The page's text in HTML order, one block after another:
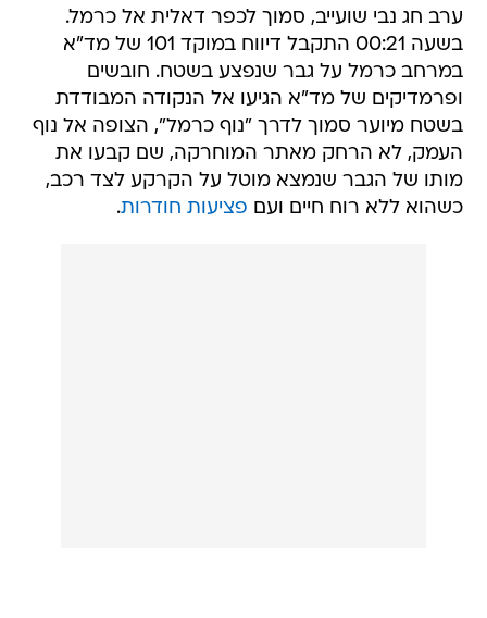
ערב חג נבי שועייב, סמוך לכפר דאלית אל כרמל.
בשעה 00:21 התקבל דיווח במוקד 101 של מד"א
במרחב כרמל על גבר שנפצע בשטח. חובשים
ופרמדיקים של מד"א הגיעו אל הנקודה המבודדת
בשטח מיוער סמוך לדרך "נוף כרמל", הצופה אל נוף
העמק, לא הרחק מאתר המוחרקה, שם קבעו את
מותו של הגבר שנמצא מוטל על הקרקע לצד רכב,
כשהוא ללא רוח חיים ועם פציעות חודרות.